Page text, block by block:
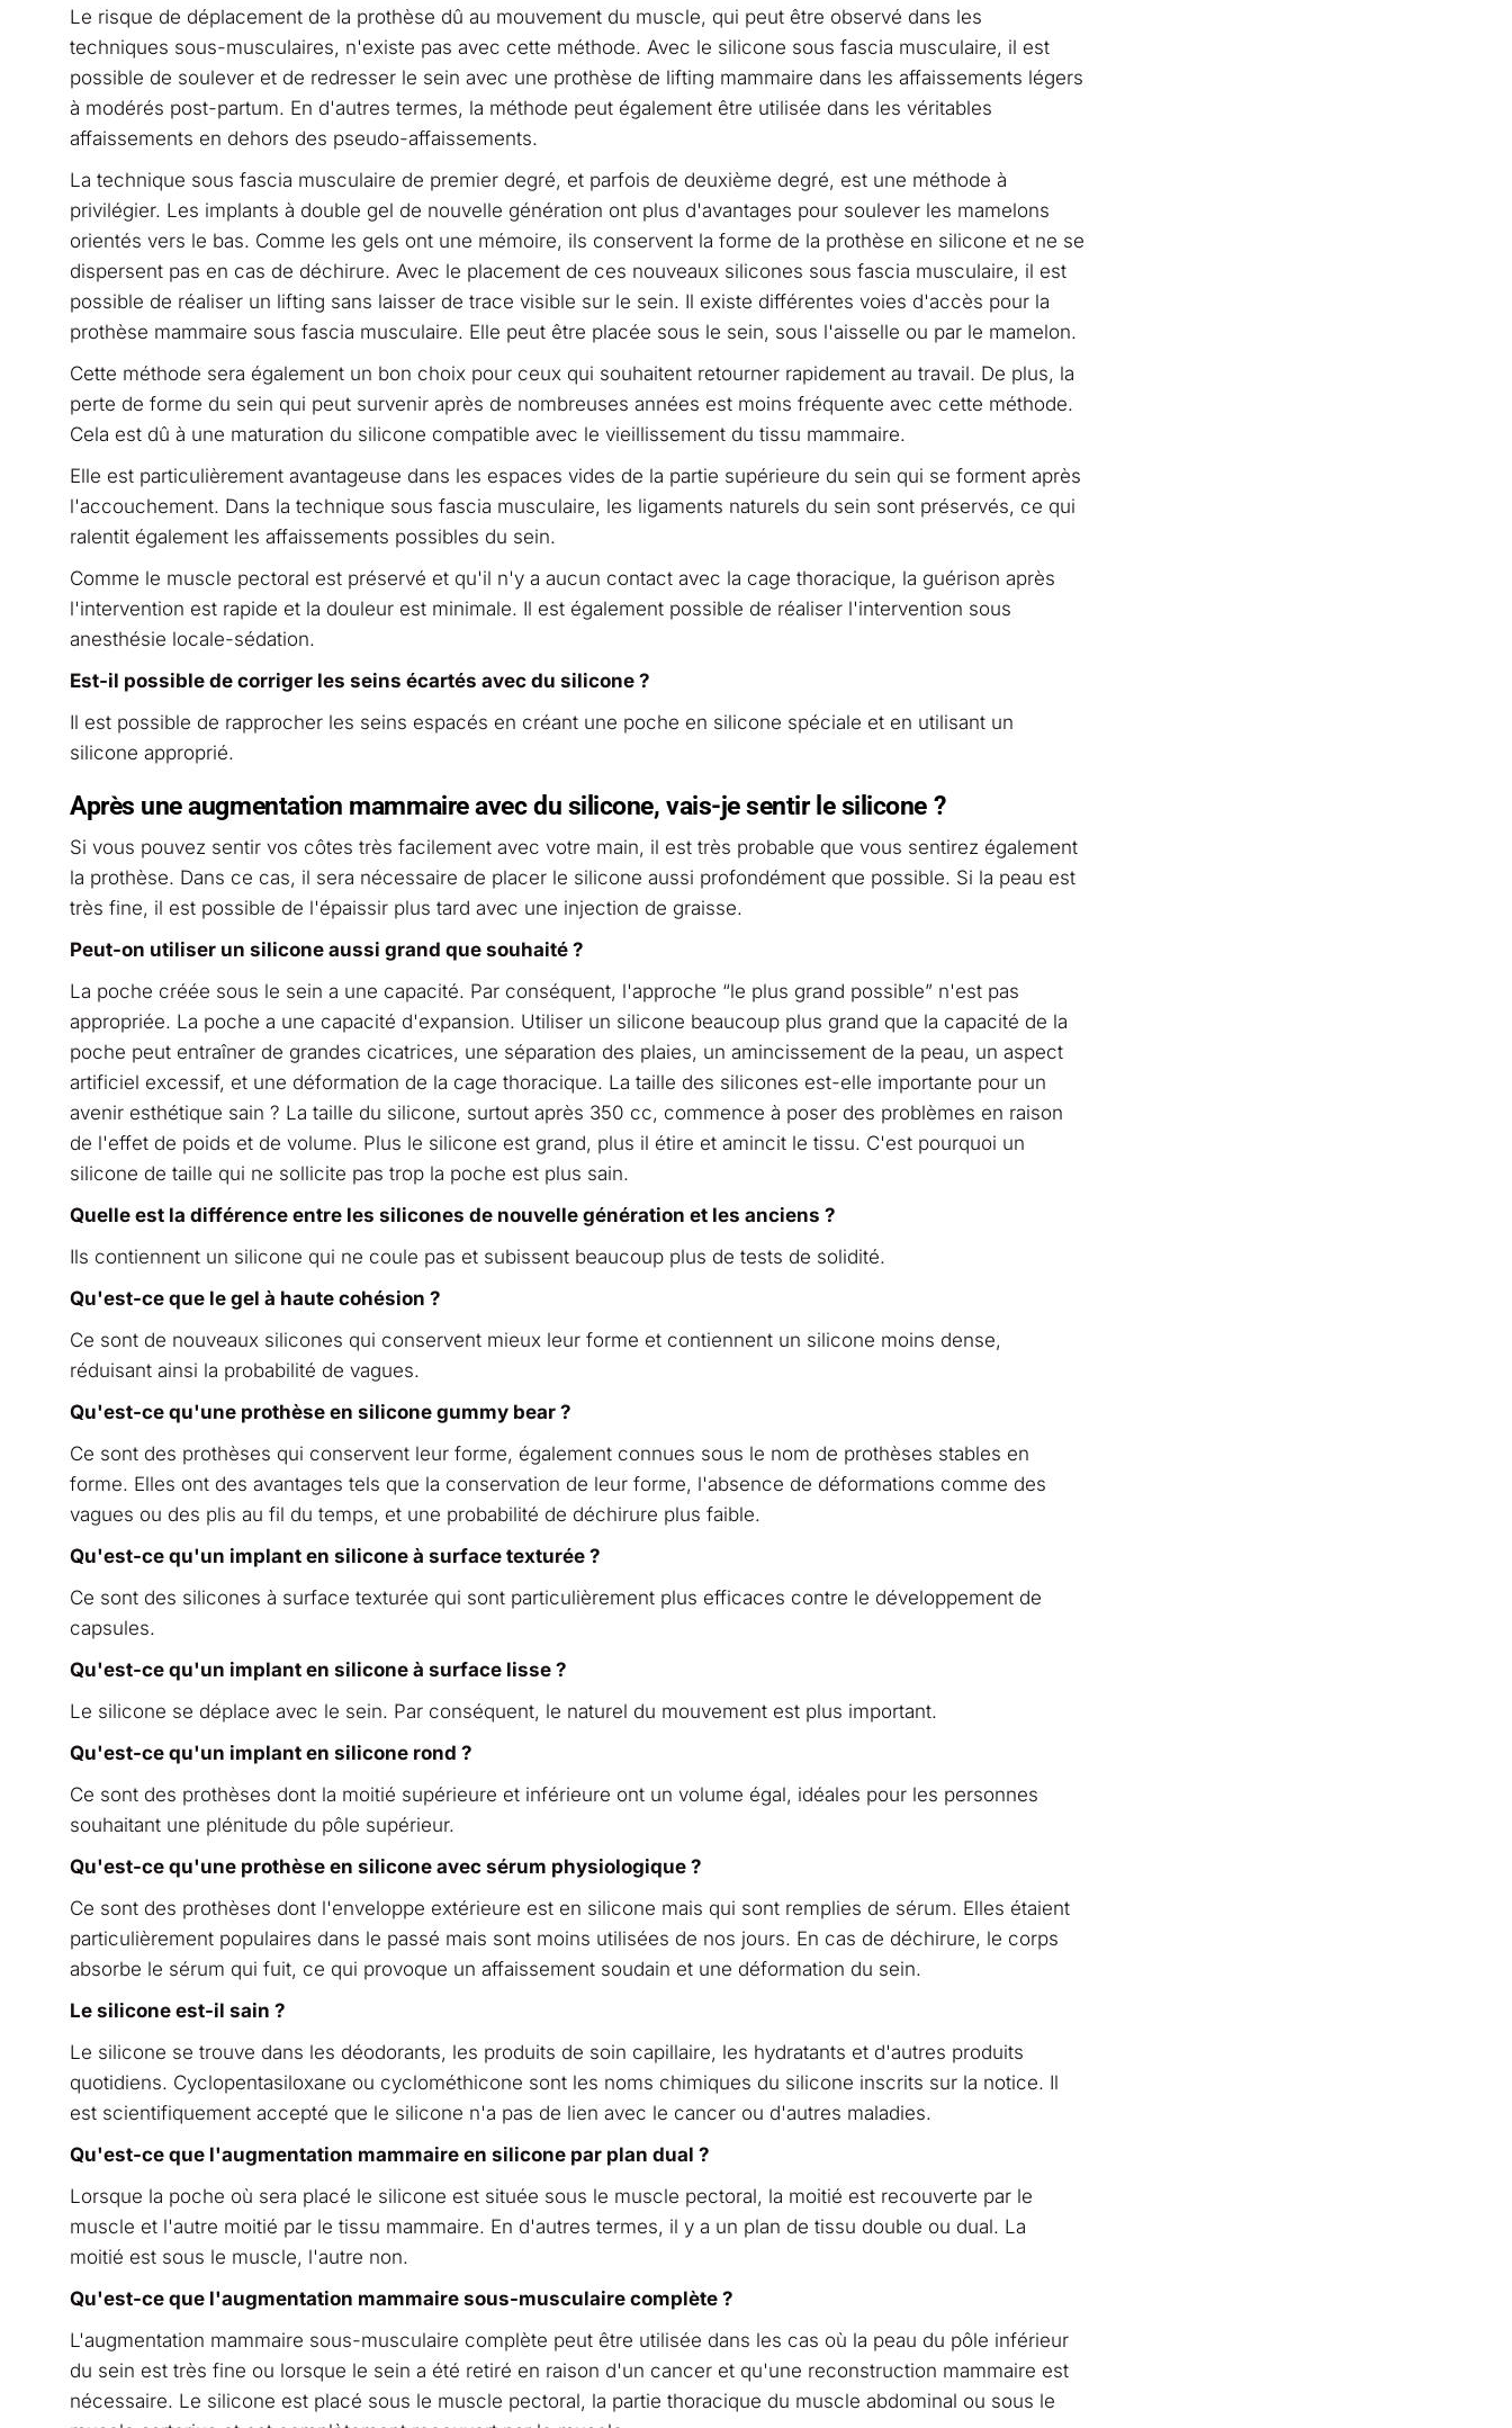
Le risque de déplacement de la prothèse dû au mouvement du muscle, qui peut être observé dans les
techniques sous-musculaires, n'existe pas avec cette méthode. Avec le silicone sous fascia musculaire, il est
possible de soulever et de redresser le sein avec une prothèse de lifting mammaire dans les affaissements légers
à modérés post-partum. En d'autres termes, la méthode peut également être utilisée dans les véritables
affaissements en dehors des pseudo-affaissements.
La technique sous fascia musculaire de premier degré, et parfois de deuxième degré, est une méthode à
privilégier. Les implants à double gel de nouvelle génération ont plus d'avantages pour soulever les mamelons
orientés vers le bas. Comme les gels ont une mémoire, ils conservent la forme de la prothèse en silicone et ne se
dispersent pas en cas de déchirure. Avec le placement de ces nouveaux silicones sous fascia musculaire, il est
possible de réaliser un lifting sans laisser de trace visible sur le sein. Il existe différentes voies d'accès pour la
prothèse mammaire sous fascia musculaire. Elle peut être placée sous le sein, sous l'aisselle ou par le mamelon.
Cette méthode sera également un bon choix pour ceux qui souhaitent retourner rapidement au travail. De plus, la
perte de forme du sein qui peut survenir après de nombreuses années est moins fréquente avec cette méthode.
Cela est dû à une maturation du silicone compatible avec le vieillissement du tissu mammaire.
Elle est particulièrement avantageuse dans les espaces vides de la partie supérieure du sein qui se forment après
l'accouchement. Dans la technique sous fascia musculaire, les ligaments naturels du sein sont préservés, ce qui
ralentit également les affaissements possibles du sein.
Comme le muscle pectoral est préservé et qu'il n'y a aucun contact avec la cage thoracique, la guérison après
l'intervention est rapide et la douleur est minimale. Il est également possible de réaliser l'intervention sous
anesthésie locale-sédation.
Est-il possible de corriger les seins écartés avec du silicone ?
Il est possible de rapprocher les seins espacés en créant une poche en silicone spéciale et en utilisant un
silicone approprié.
Après une augmentation mammaire avec du silicone, vais-je sentir le silicone ?
Si vous pouvez sentir vos côtes très facilement avec votre main, il est très probable que vous sentirez également
la prothèse. Dans ce cas, il sera nécessaire de placer le silicone aussi profondément que possible. Si la peau est
très fine, il est possible de l'épaissir plus tard avec une injection de graisse.
Peut-on utiliser un silicone aussi grand que souhaité ?
La poche créée sous le sein a une capacité. Par conséquent, l'approche “le plus grand possible” n'est pas
appropriée. La poche a une capacité d'expansion. Utiliser un silicone beaucoup plus grand que la capacité de la
poche peut entraîner de grandes cicatrices, une séparation des plaies, un amincissement de la peau, un aspect
artificiel excessif, et une déformation de la cage thoracique. La taille des silicones est-elle importante pour un
avenir esthétique sain ? La taille du silicone, surtout après 350 cc, commence à poser des problèmes en raison
de l'effet de poids et de volume. Plus le silicone est grand, plus il étire et amincit le tissu. C'est pourquoi un
silicone de taille qui ne sollicite pas trop la poche est plus sain.
Quelle est la différence entre les silicones de nouvelle génération et les anciens ?
Ils contiennent un silicone qui ne coule pas et subissent beaucoup plus de tests de solidité.
Qu'est-ce que le gel à haute cohésion ?
Ce sont de nouveaux silicones qui conservent mieux leur forme et contiennent un silicone moins dense,
réduisant ainsi la probabilité de vagues.
Qu'est-ce qu'une prothèse en silicone gummy bear ?
Ce sont des prothèses qui conservent leur forme, également connues sous le nom de prothèses stables en
forme. Elles ont des avantages tels que la conservation de leur forme, l'absence de déformations comme des
vagues ou des plis au fil du temps, et une probabilité de déchirure plus faible.
Qu'est-ce qu'un implant en silicone à surface texturée ?
Ce sont des silicones à surface texturée qui sont particulièrement plus efficaces contre le développement de
capsules.
Qu'est-ce qu'un implant en silicone à surface lisse ?
Le silicone se déplace avec le sein. Par conséquent, le naturel du mouvement est plus important.
Qu'est-ce qu'un implant en silicone rond ?
Ce sont des prothèses dont la moitié supérieure et inférieure ont un volume égal, idéales pour les personnes
souhaitant une plénitude du pôle supérieur.
Qu'est-ce qu'une prothèse en silicone avec sérum physiologique ?
Ce sont des prothèses dont l'enveloppe extérieure est en silicone mais qui sont remplies de sérum. Elles étaient
particulièrement populaires dans le passé mais sont moins utilisées de nos jours. En cas de déchirure, le corps
absorbe le sérum qui fuit, ce qui provoque un affaissement soudain et une déformation du sein.
Le silicone est-il sain ?
Le silicone se trouve dans les déodorants, les produits de soin capillaire, les hydratants et d'autres produits
quotidiens. Cyclopentasiloxane ou cyclométhicone sont les noms chimiques du silicone inscrits sur la notice. Il
est scientifiquement accepté que le silicone n'a pas de lien avec le cancer ou d'autres maladies.
Qu'est-ce que l'augmentation mammaire en silicone par plan dual ?
Lorsque la poche où sera placé le silicone est située sous le muscle pectoral, la moitié est recouverte par le
muscle et l'autre moitié par le tissu mammaire. En d'autres termes, il y a un plan de tissu double ou dual. La
moitié est sous le muscle, l'autre non.
Qu'est-ce que l'augmentation mammaire sous-musculaire complète ?
L'augmentation mammaire sous-musculaire complète peut être utilisée dans les cas où la peau du pôle inférieur
du sein est très fine ou lorsque le sein a été retiré en raison d'un cancer et qu'une reconstruction mammaire est
nécessaire. Le silicone est placé sous le muscle pectoral, la partie thoracique du muscle abdominal ou sous le